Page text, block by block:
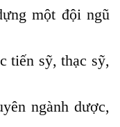
một đội ngũ
tiến sỹ, thạc sỹ,
ngành dược,